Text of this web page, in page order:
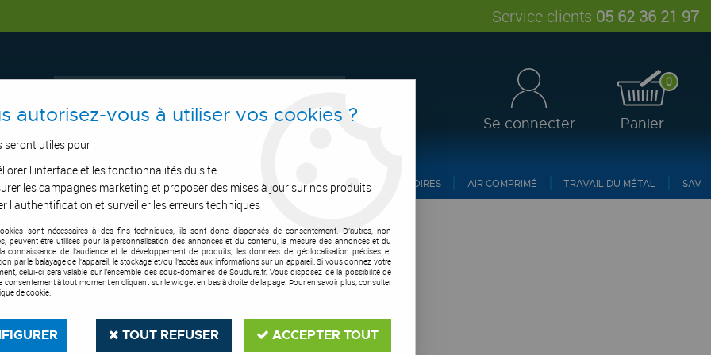
Service clients 05 62 36 21 97
Se connecter
0
Panier
ASPIRATION OUTILS DE COUPE SOUDURE E.P.I ACCESSOIRES AIR COMPRIMÉ TRAVAIL DU MÉTAL SAV
à Souder Miller®
À SOUDER MILLER®
autorisez-vous à utiliser vos cookies ?
seront utiles pour :
l'interface et les fonctionnalités du site
les campagnes marketing et proposer des mises à jour sur nos produits
l'authentification et surveiller les erreurs techniques
sont nécessaires à des fins techniques, ils sont donc dispensés de consentement. D'autres, non
peuvent être utilisés pour la personnalisation des annonces et du contenu, la mesure des annonces et du
connaissance de l'audience et le développement de produits, les données de géolocalisation précises et
par le balayage de l'appareil, le stockage et/ou l'accès aux informations sur un appareil. Si vous donnez votre
celui-ci sera valable sur l’ensemble des sous-domaines de Soudure.fr. Vous disposez de la possibilité de
consentement à tout moment en cliquant sur le widget en bas à droite de la page. Pour en savoir plus, consulter
de cookie.
TOUT REFUSER ACCEPTER TOUT